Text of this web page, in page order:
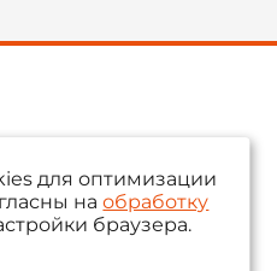
для оптимизации
наобработку
браузера.